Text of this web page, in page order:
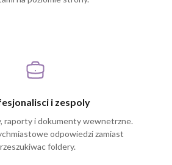
i zespoly
raporty i dokumenty wewnetrzne.
odpowiedzi zamiast
foldery.